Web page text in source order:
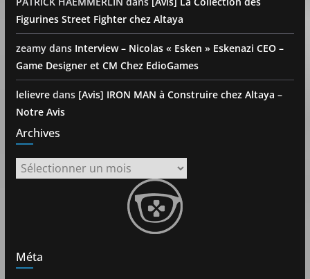
Figurines Street Fighter chez Altaya
zeamydans Interview – Nicolas « Esken » Eskenazi CEO –
Game Designer et CM Chez EdioGames
lelievredans [Avis] IRON MAN à Construire chez Altaya –
Notre Avis
Archives
Archives
Méta